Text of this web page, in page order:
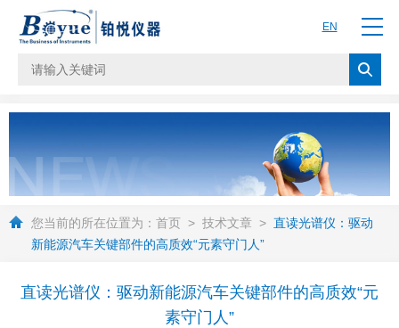
EN
您当前的所在位置为： 首页 > 技术文章 > 直读光谱仪：驱动
新能源汽车关键部件的高质效“元素守门人”
直读光谱仪：驱动新能源汽车关键部件的高质效“元
素守门人”